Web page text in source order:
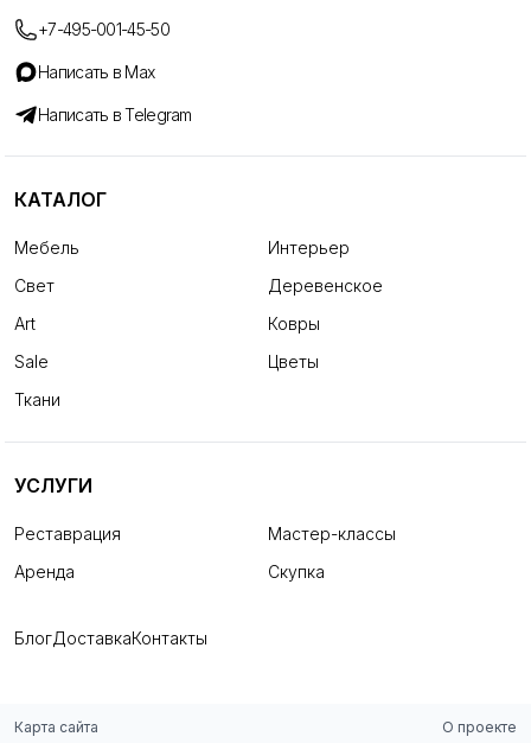
+7-495-001-45-50
Написать в Max
Написать в Telegram
КАТАЛОГ
Мебель
Интерьер
Свет
Деревенское
Art
Ковры
Sale
Цветы
Ткани
УСЛУГИ
Реставрация
Мастер-классы
Аренда
Скупка
БлогДоставкаКонтакты
Карта сайта О проекте